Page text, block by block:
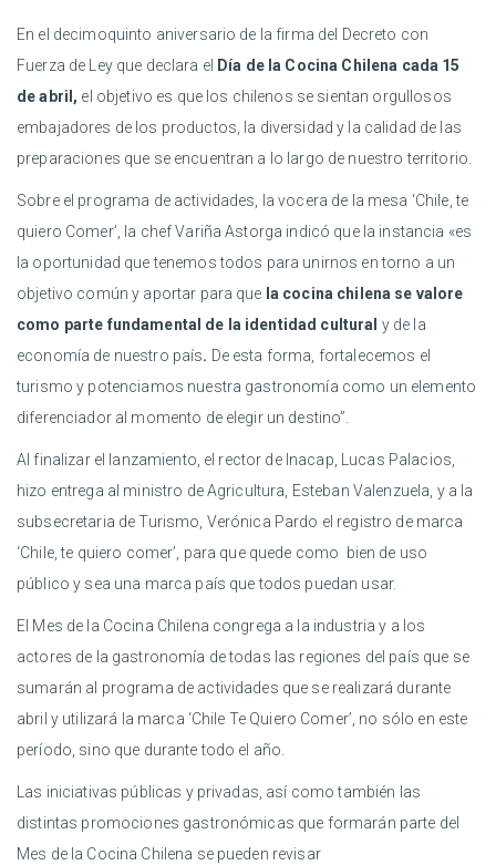
En el decimoquinto aniversario de la firma del Decreto con
Fuerza de Ley que declara el Día de la Cocina Chilena cada 15
de abril, el objetivo es que los chilenos se sientan orgullosos
embajadores de los productos, la diversidad y la calidad de las
preparaciones que se encuentran a lo largo de nuestro territorio.
Sobre el programa de actividades, la vocera de la mesa ‘Chile, te
quiero Comer’, la chef Variña Astorga indicó que la instancia «es
la oportunidad que tenemos todos para unirnos en torno a un
objetivo común y aportar para que la cocina chilena se valore
como parte fundamental de la identidad cultural y de la
economía de nuestro país. De esta forma, fortalecemos el
turismo y potenciamos nuestra gastronomía como un elemento
diferenciador al momento de elegir un destino”.
Al finalizar el lanzamiento, el rector de Inacap, Lucas Palacios,
hizo entrega al ministro de Agricultura, Esteban Valenzuela, y a la
subsecretaria de Turismo, Verónica Pardo el registro de marca
‘Chile, te quiero comer’, para que quede como bien de uso
público y sea una marca país que todos puedan usar.
El Mes de la Cocina Chilena congrega a la industria y a los
actores de la gastronomía de todas las regiones del país que se
sumarán al programa de actividades que se realizará durante
abril y utilizará la marca ‘Chile Te Quiero Comer’, no sólo en este
período, sino que durante todo el año.
Las iniciativas públicas y privadas, así como también las
distintas promociones gastronómicas que formarán parte del
Mes de la Cocina Chilena se pueden revisar